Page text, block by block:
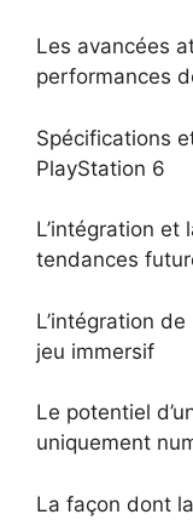
Les avancées
performances
Spécifications
PlayStation 6
L’intégration et
tendances
L’intégration
jeu immersif
Le potentiel
uniquement
La façon dont